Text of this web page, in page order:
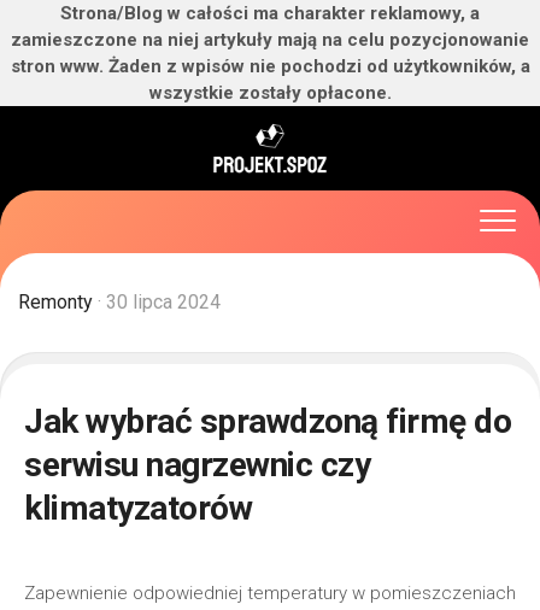
Strona/Blog w całości ma charakter reklamowy, a
zamieszczone na niej artykuły mają na celu pozycjonowanie
stron www. Żaden z wpisów nie pochodzi od użytkowników, a
wszystkie zostały opłacone.
Remonty · 30 lipca 2024
Jak wybrać sprawdzoną firmę do
serwisu nagrzewnic czy
klimatyzatorów
Zapewnienie odpowiedniej temperatury w pomieszczeniach